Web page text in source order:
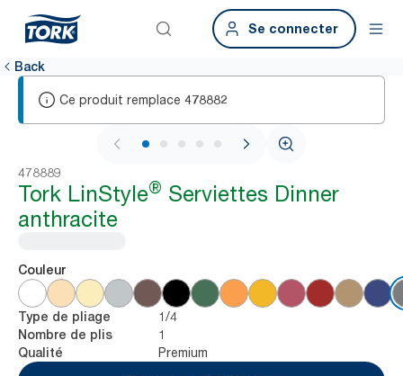
Se connecter
Back
Ce produit remplace 478882
1 / 5
478889
Tork LinStyle® Serviettes Dinner
anthracite
Couleur
Type de pliage 1/4
Nombre de plis 1
Qualité
Premium